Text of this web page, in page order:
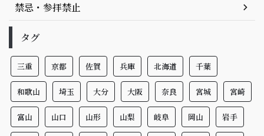
禁忌・参拝禁止
タグ
三重 京都 佐賀 兵庫 北海道 千葉
和歌山 埼玉 大分 大阪 奈良 宮城 宮崎
富山 山口 山形 山梨 岐阜 岡山 岩手